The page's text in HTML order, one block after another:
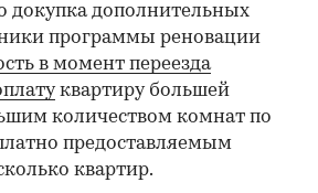
докупка дополнительных
программы реновации
в момент переезда
квартиру большей
количеством комнат по
предоставляемым
квартир.